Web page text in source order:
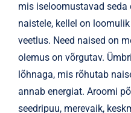
mis iseloomustavad
naistele, kellel on
veetlus. Need naised on
olemus on võrgutav.
lõhnaga, mis rõhutab
annab energiat. Aroomi
seedripuu, merevaik,